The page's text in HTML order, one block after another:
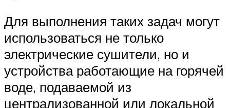
Для выполнения таких задач могут
использоваться не только
электрические сушители, но и
устройства работающие на горячей
воде, подаваемой из
централизованной или локальной